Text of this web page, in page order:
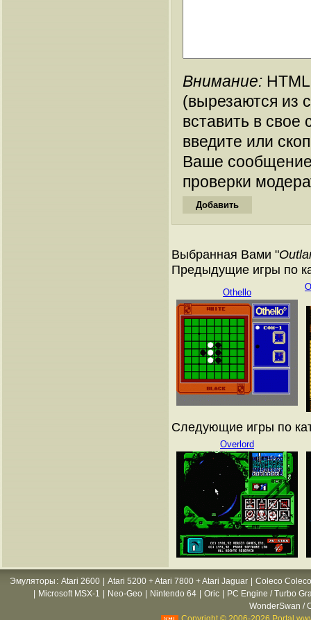
Внимание:
(вырезаются из
вставить в
введите или
Ваше
проверки
Выбранная Вами "
Предыдущие игры по
Othello
Следующие игры по
Overlord
Эмуляторы : Atari 2600 Atari 5200 + Atari 7800 + Atari Jaguar
Coleco
Microsoft MSX-1 Neo-Geo Nintendo 64 Oric
PC Engine / Turbo
WonderSwan /